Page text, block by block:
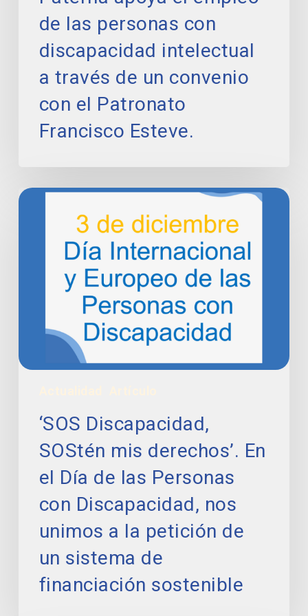
Patronato
Esteve.
de las personas con
discapacidad intelectual
a través de un convenio
con el Patronato
Francisco Esteve.
‘SOS
Discapacidad,
derechos’.
Personas
con
unimos
petición
sistema
financiación
sostenible
‘SOS Discapacidad,
SOStén mis derechos’. En
el Día de las Personas
con Discapacidad, nos
unimos a la petición de
un sistema de
financiación sostenible